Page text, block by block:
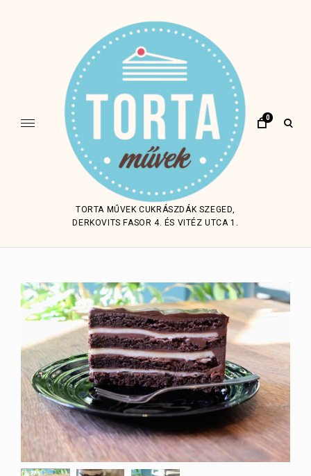
TORTA MŰVEK CUKRÁSZDÁK SZEGED,
DERKOVITS FASOR 4. ÉS VITÉZ UTCA 1.
0
open